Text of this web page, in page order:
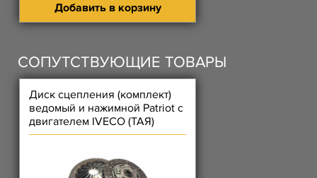
Добавить в корзину
СОПУТСТВУЮЩИЕ ТОВАРЫ
Диск сцепления (комплект)
ведомый и нажимной Patriot с
двигателем IVECO (ТАЯ)